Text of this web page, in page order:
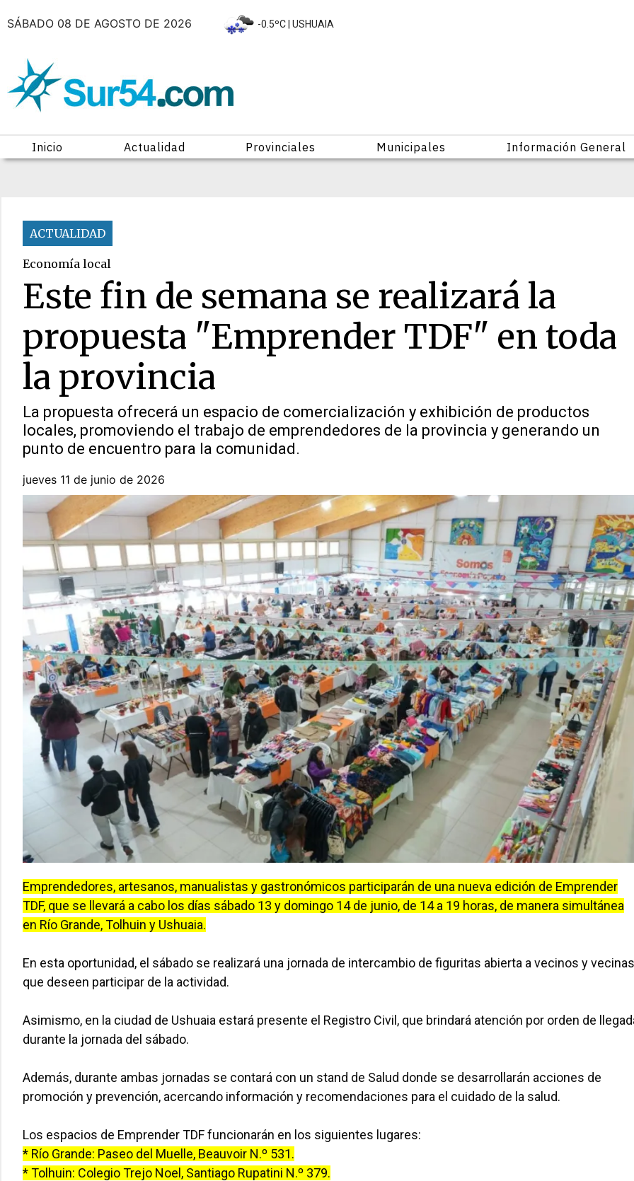
SÁBADO 08 DE AGOSTO DE 2026 -0.5ºC | USHUAIA
Inicio Actualidad Provinciales Municipales Información General
ACTUALIDAD
Economía local
Este fin de semana se realizará la
propuesta "Emprender TDF" en toda
la provincia
La propuesta ofrecerá un espacio de comercialización y exhibición de productos
locales, promoviendo el trabajo de emprendedores de la provincia y generando un
punto de encuentro para la comunidad.
jueves 11 de junio de 2026
Emprendedores, artesanos, manualistas y gastronómicos participarán de una nueva edición de Emprender
TDF, que se llevará a cabo los días sábado 13 y domingo 14 de junio, de 14 a 19 horas, de manera simultánea
en Río Grande, Tolhuin y Ushuaia.
En esta oportunidad, el sábado se realizará una jornada de intercambio de figuritas abierta a vecinos y vecinas
que deseen participar de la actividad.
Asimismo, en la ciudad de Ushuaia estará presente el Registro Civil, que brindará atención por orden de
durante la jornada del sábado.
Además, durante ambas jornadas se contará con un stand de Salud donde se desarrollarán acciones de
promoción y prevención, acercando información y recomendaciones para el cuidado de la salud.
Los espacios de Emprender TDF funcionarán en los siguientes lugares:
* Río Grande: Paseo del Muelle, Beauvoir N.º 531.
* Tolhuin: Colegio Trejo Noel, Santiago Rupatini N.º 379.